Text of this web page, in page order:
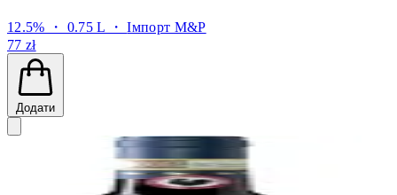
12.5% ・ 0.75 L ・Імпорт M&P
77 zł
Додати